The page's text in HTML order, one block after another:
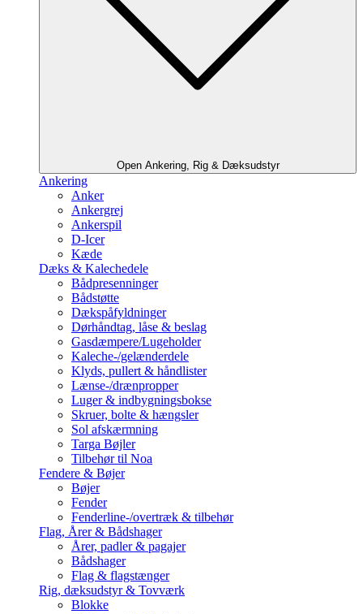
Open Ankering, Rig & Dæksudstyr
Ankering
Anker
Ankergrej
Ankerspil
D-Icer
Kæde
Dæks & Kalechedele
Bådpresenninger
Bådstøtte
Dækspåfyldninger
Dørhåndtag, låse & beslag
Gasdæmpere/Lugeholder
Kaleche-/gelænderdele
Klyds, pullert & håndlister
Lænse-/drænpropper
Luger & indbygningsbokse
Skruer, bolte & hængsler
Sol afskærmning
Targa Bøjler
Tilbehør til Noa
Fendere & Bøjer
Bøjer
Fender
Fenderline-/overtræk & tilbehør
Flag, Årer & Bådshager
Årer, padler & pagajer
Bådshager
Flag & flagstænger
Rig, dæksudstyr & Tovværk
Blokke